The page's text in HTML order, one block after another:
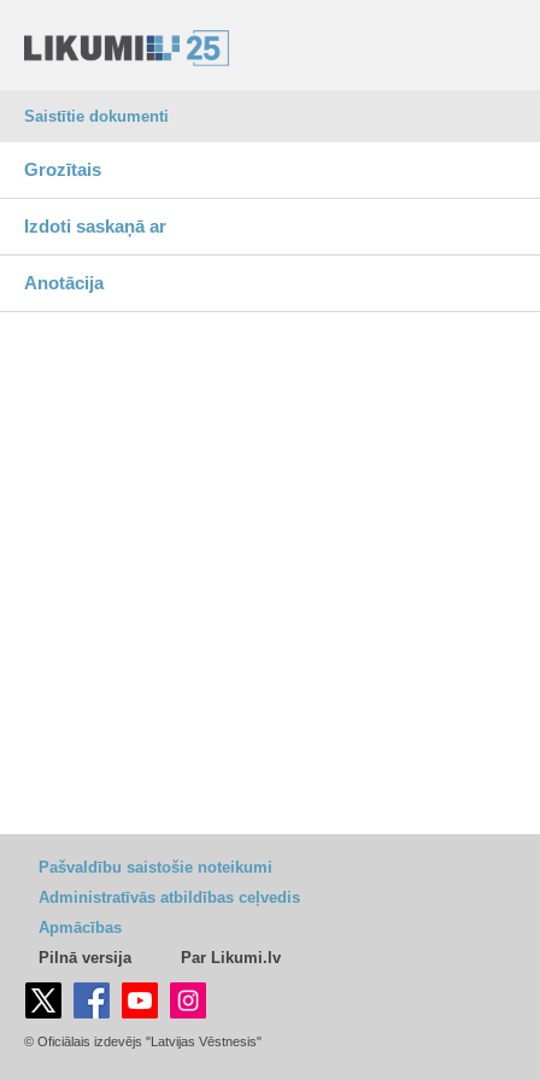
Saistītie dokumenti
Grozītais
Izdoti saskaņā ar
Anotācija
Pašvaldību saistošie noteikumi
Administratīvās atbildības ceļvedis
Apmācības
Pilnā versija
Par Likumi.lv
© Oficiālais izdevējs "Latvijas Vēstnesis"